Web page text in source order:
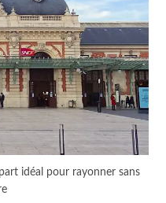
idéal pour rayonner sans